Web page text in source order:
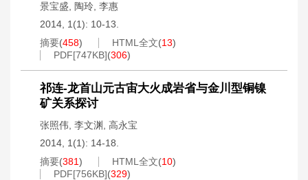
景宝盛 陶玲 李惠
2014, 1(1): 10-13.
摘要(458) HTML全文(13)
PDF[747KB](306)
祁连-龙首山元古宙大火成岩省与金川型铜镍
矿关系探讨
张照伟 李文渊
高永宝
2014, 1(1): 14-18.
摘要(381) HTML全文(10)
PDF[756KB](329)